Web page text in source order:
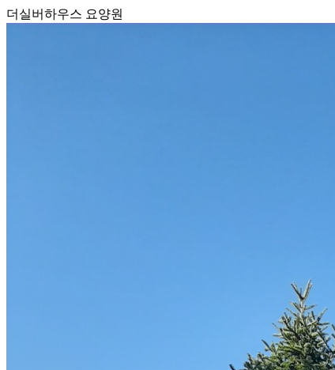
더실버하우스 요양원